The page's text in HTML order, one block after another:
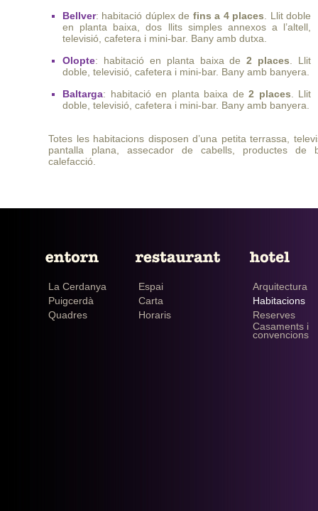
Bellver: habitació dúplex de fins a 4 places . Llit doble
en planta baixa, dos llits simples annexos a l’altell,
televisió, cafetera i mini-bar. Bany amb dutxa.
Olopte: habitació en planta baixa de2 places . Llit
doble, televisió, cafetera i mini-bar. Bany amb banyera.
Baltarga: habitació en planta baixa de 2 places . Llit
doble, televisió, cafetera i mini-bar. Bany amb banyera.
Totes les habitacions disposen d’una petita terrassa,
pantalla plana, assecador de cabells, productes de
calefacció.
La Cerdanya
Puigcerdà
Quadres
Espai
Carta
Horaris
Arquitectura
Habitacions
Reserves
Casaments i
convencions